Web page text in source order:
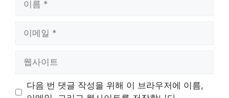
트
다음 번 댓글 작성을 위해 이 브라우저에 이름,